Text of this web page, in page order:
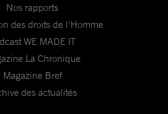
Nos rapports
des droits de l'Homme
WE MADE IT
La Chronique
Magazine Bref
des actualités